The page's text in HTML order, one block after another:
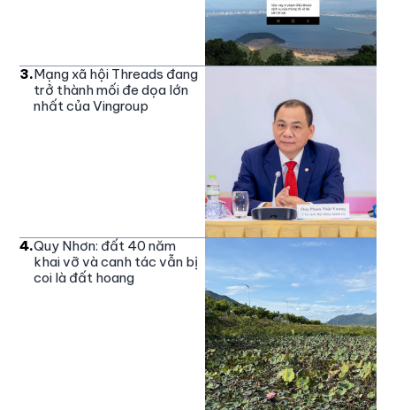
3.Mạng xã hội Threads đang
trở thành mối đe dọa lớn
nhất của Vingroup
4.Quy Nhơn: đất 40 năm
khai vỡ và canh tác vẫn bị
coi là đất hoang